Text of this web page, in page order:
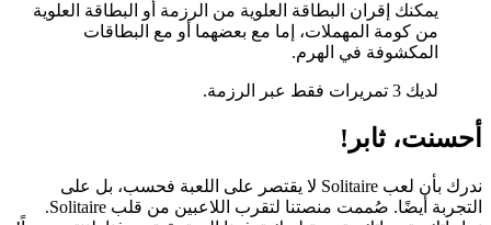
يمكنك إقران البطاقة العلوية من الرزمة أو البطاقة العلوية
من كومة المهملات، إما مع بعضهما أو مع البطاقات
المكشوفة في الهرم.
لديك 3 تمريرات فقط عبر الرزمة.
أحسنت، ثابر!
ندرك بأن لعب Solitaire لا يقتصر على اللعبة فحسب، بل على
التجربة أيضًا. صُممت منصتنا لتقرب اللاعبين من قلب Solitaire.